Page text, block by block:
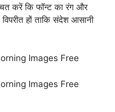
करें कि फॉन्ट का रंग और
हों ताकि संदेश आसानी